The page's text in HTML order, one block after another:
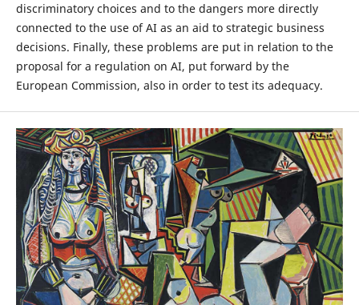
discriminatory choices and to the dangers more directly
connected to the use of AI as an aid to strategic business
decisions. Finally, these problems are put in relation to the
proposal for a regulation on AI, put forward by the
European Commission, also in order to test its adequacy.